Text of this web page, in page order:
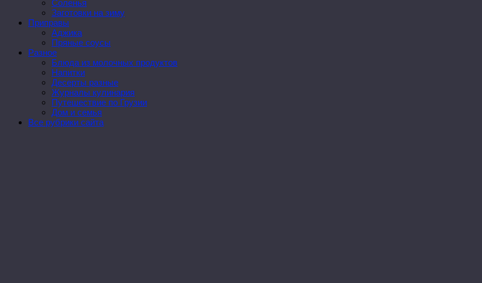
Соленья
Заготовки на зиму
Приправы
Аджика
Пряные соусы
Разное
Блюда из молочных продуктов
Напитки
Десерты разные
Журналы кулинария
Путешествие по Грузии
Дом и семья
Все рубрики сайта